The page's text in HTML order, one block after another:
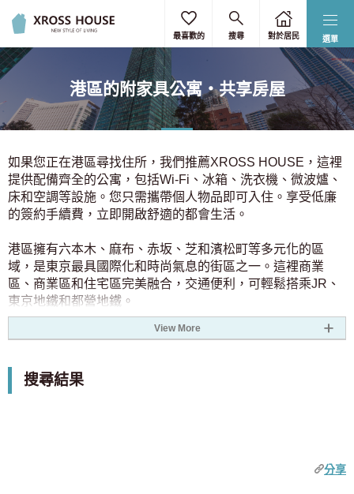
選單
最喜歡的 搜尋 對於居民
港區的附家具公寓・共享房屋
如果您正在港區尋找住所，我們推薦XROSS HOUSE，這裡
提供配備齊全的公寓，包括Wi-Fi、冰箱、洗衣機、微波爐、
床和空調等設施。您只需攜帶個人物品即可入住。享受低廉
的簽約手續費，立即開啟舒適的都會生活。
港區擁有六本木、麻布、赤坂、芝和濱松町等多元化的區
域，是東京最具國際化和時尚氣息的街區之一。這裡商業
區、商業區和住宅區完美融合，交通便利，可輕鬆搭乘JR、
東京地鐵和都營地鐵。
XROSS HOUSE提供多種房型，滿足您的不同需求，包括男
的共享房屋或安靜的私人公寓。無需押金或鑰匙費，我們還
提供彈性的住宿選擇，滿足短期住宿、轉租和房屋維護等需
View More
搜尋結果
分享
選擇車站/路線 重置
按車站搜尋
按路線搜尋
關東
愛知
京都
奈良
兵庫
福岡
北海道
JR東日本
選擇地址 重置
北海道
北海道 (1)
關東
神奈川 (167)
埼玉 (51)
選擇地址 重置
僅選擇東京23區 全部選擇
選擇通勤/上學時間 重置
請輸入最近的上班或學校通勤車站。
您最多可以指定3個車站。
目的地站
所需時間
轉帳次數
選擇詳細條件 重置
預計客房供應日期
從車站步行
不包括僅限女的物件
無下限
3 0 日圓
3.5 0 日圓
4 0 日圓
4.5 0 日圓
5.5 0 日圓
6 0 日圓
7 0 日圓
8 0 日圓
無上限
9 0 日圓
8 0 日圓
7 0 日圓
6 0 日圓
5 0 日圓
4.5 0 日圓
4 0 日圓
3.5 0 日圓